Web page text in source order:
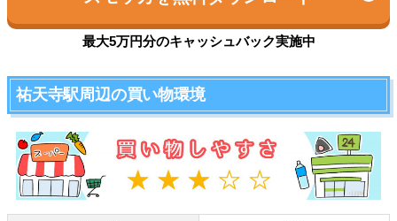
最大5万円分のキャッシュバック実施中
祐天寺駅周辺の買い物環境